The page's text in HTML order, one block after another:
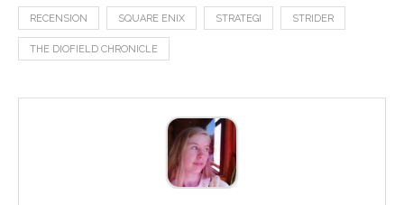
RECENSION SQUARE ENIX STRATEGI STRIDER
THE DIOFIELD CHRONICLE